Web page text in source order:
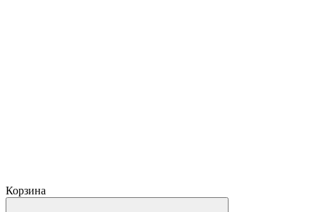
Корзина